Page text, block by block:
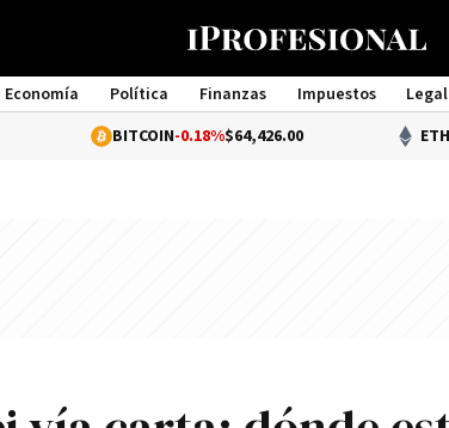
Economía Política Finanzas Impuestos
Management
-0.18%$64,426.00 ETHEREUM